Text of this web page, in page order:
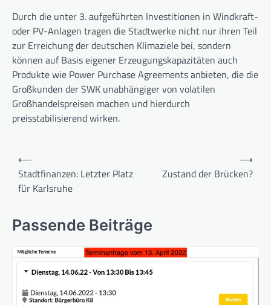
Durch die unter 3. aufgeführten Investitionen in Windkraft-
oder PV-Anlagen tragen die Stadtwerke nicht nur ihren Teil
zur Erreichung der deutschen Klimaziele bei, sondern
können auf Basis eigener Erzeugungskapazitäten auch
Produkte wie Power Purchase Agreements anbieten, die die
Großkunden der SWK unabhängiger von volatilen
Großhandelspreisen machen und hierdurch
preisstabilisierend wirken.
Beitragsnavigation
⟵
Stadtfinanzen: Letzter Platz
für Karlsruhe
Zustand der Brücken?
⟶
Passende Beiträge